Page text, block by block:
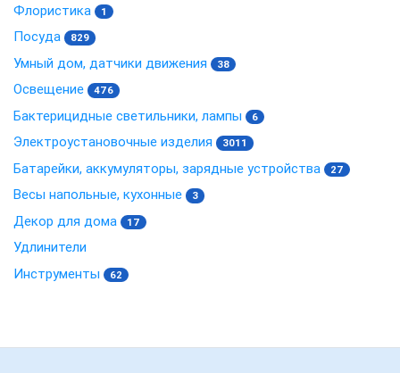
Флористика 1
Посуда 829
Умный дом, датчики движения 38
Освещение 476
Бактерицидные светильники, лампы 6
Электроустановочные изделия 3011
Батарейки, аккумуляторы, зарядные устройства 27
Весы напольные, кухонные 3
Декор для дома 17
Удлинители
Инструменты
62